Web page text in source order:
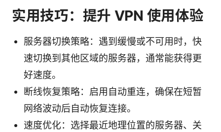
实用技巧：提升 VPN 使用体验
服务器切换策略：遇到缓慢或不可用时，快
速切换到其他区域的服务器，通常能获得更
好速度。
断线恢复策略：启用自动重连，确保在短暂
网络波动后自动恢复连接。
速度优化：选择最近地理位置的服务器、关